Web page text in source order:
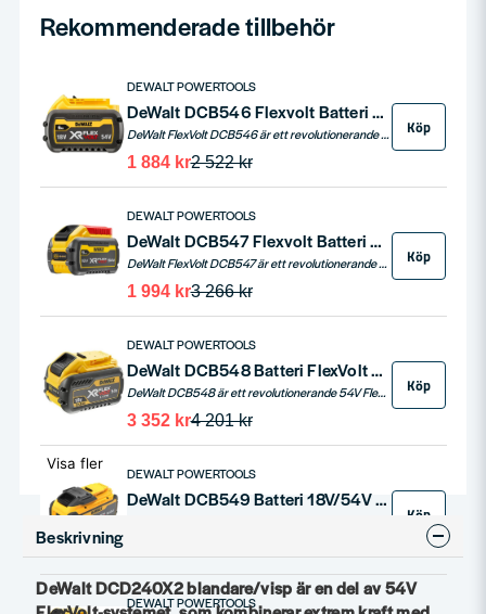
Rekommenderade tillbehör
DEWALT POWERTOOLS
DeWalt DCB546 Flexvolt Batteri 54V/18V (2,0/6,0ah)
DeWalt FlexVolt DCB546 är ett revolutionerande batteri som erbjuder 54V 2,0Ah och automatiskt växlar till 18V 6,0Ah för 18V XR-maskiner. Det ger exceptionell driftstid och prestanda, perfekt för en rad olika verktyg.
2 522 kr
1 884 kr
Köp
DEWALT POWERTOOLS
DeWalt DCB547 Flexvolt Batteri 54V 9,0ah
DeWalt FlexVolt DCB547 är ett revolutionerande batteri som erbjuder 54V och 3,0Ah för högpresterande verktyg, och automatiskt anpassar sig till 18V 9,0Ah för 18V XR-maskiner. Lätt, kraftfullt och mångsidigt, perfekt för en rad olika verktyg.
3 266 kr
1 994 kr
Köp
DEWALT POWERTOOLS
DeWalt DCB548 Batteri FlexVolt 54V 12,0/4,0ah
DeWalt DCB548 är ett revolutionerande 54V FlexVolt batteri som erbjuder exceptionell kraft och flexibilitet. Fungerar som ett 12,0Ah batteri på 18V verktyg och som 4,0Ah på 54V FlexVolt verktyg, vilket gör det till en mångsidig energikälla för alla dina verktyg.
4 201 kr
3 352 kr
Köp
DEWALT POWERTOOLS
DeWalt DCB549 Batteri 18V/54V XR FlexVolt 15,0Ah
Köp
DEWALT POWERTOOLS
Visa fler
Beskrivning
DeWalt DCD240X2 blandare/visp är en del av 54V